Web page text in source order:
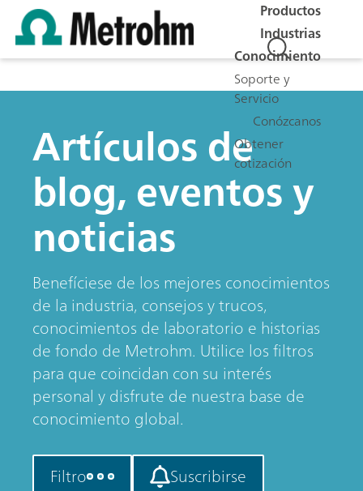
Productos
Industrias
Conocimiento
Soporte y
Servicio
Conózcanos
Obtener
cotización
Artículos de
blog, eventos y
noticias
Benefíciese de los mejores conocimientos
de la industria, consejos y trucos,
conocimientos de laboratorio e historias
de fondo de Metrohm. Utilice los filtros
para que coincidan con su interés
personal y disfrute de nuestra base de
conocimiento global.
Filtro Suscribirse